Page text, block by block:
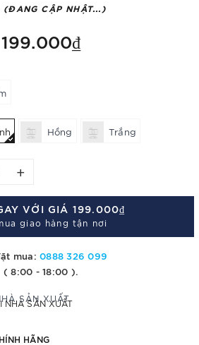
(ĐANG CẬP NHẬT...)
199.000₫
Hồng Trắng
+
VỚI GIÁ 199.000₫
giao hàng tận nơi
mua:0888 326 099
( 8:00 - 18:00 ).
NHÀ SẢN XUẤT
HÃNG